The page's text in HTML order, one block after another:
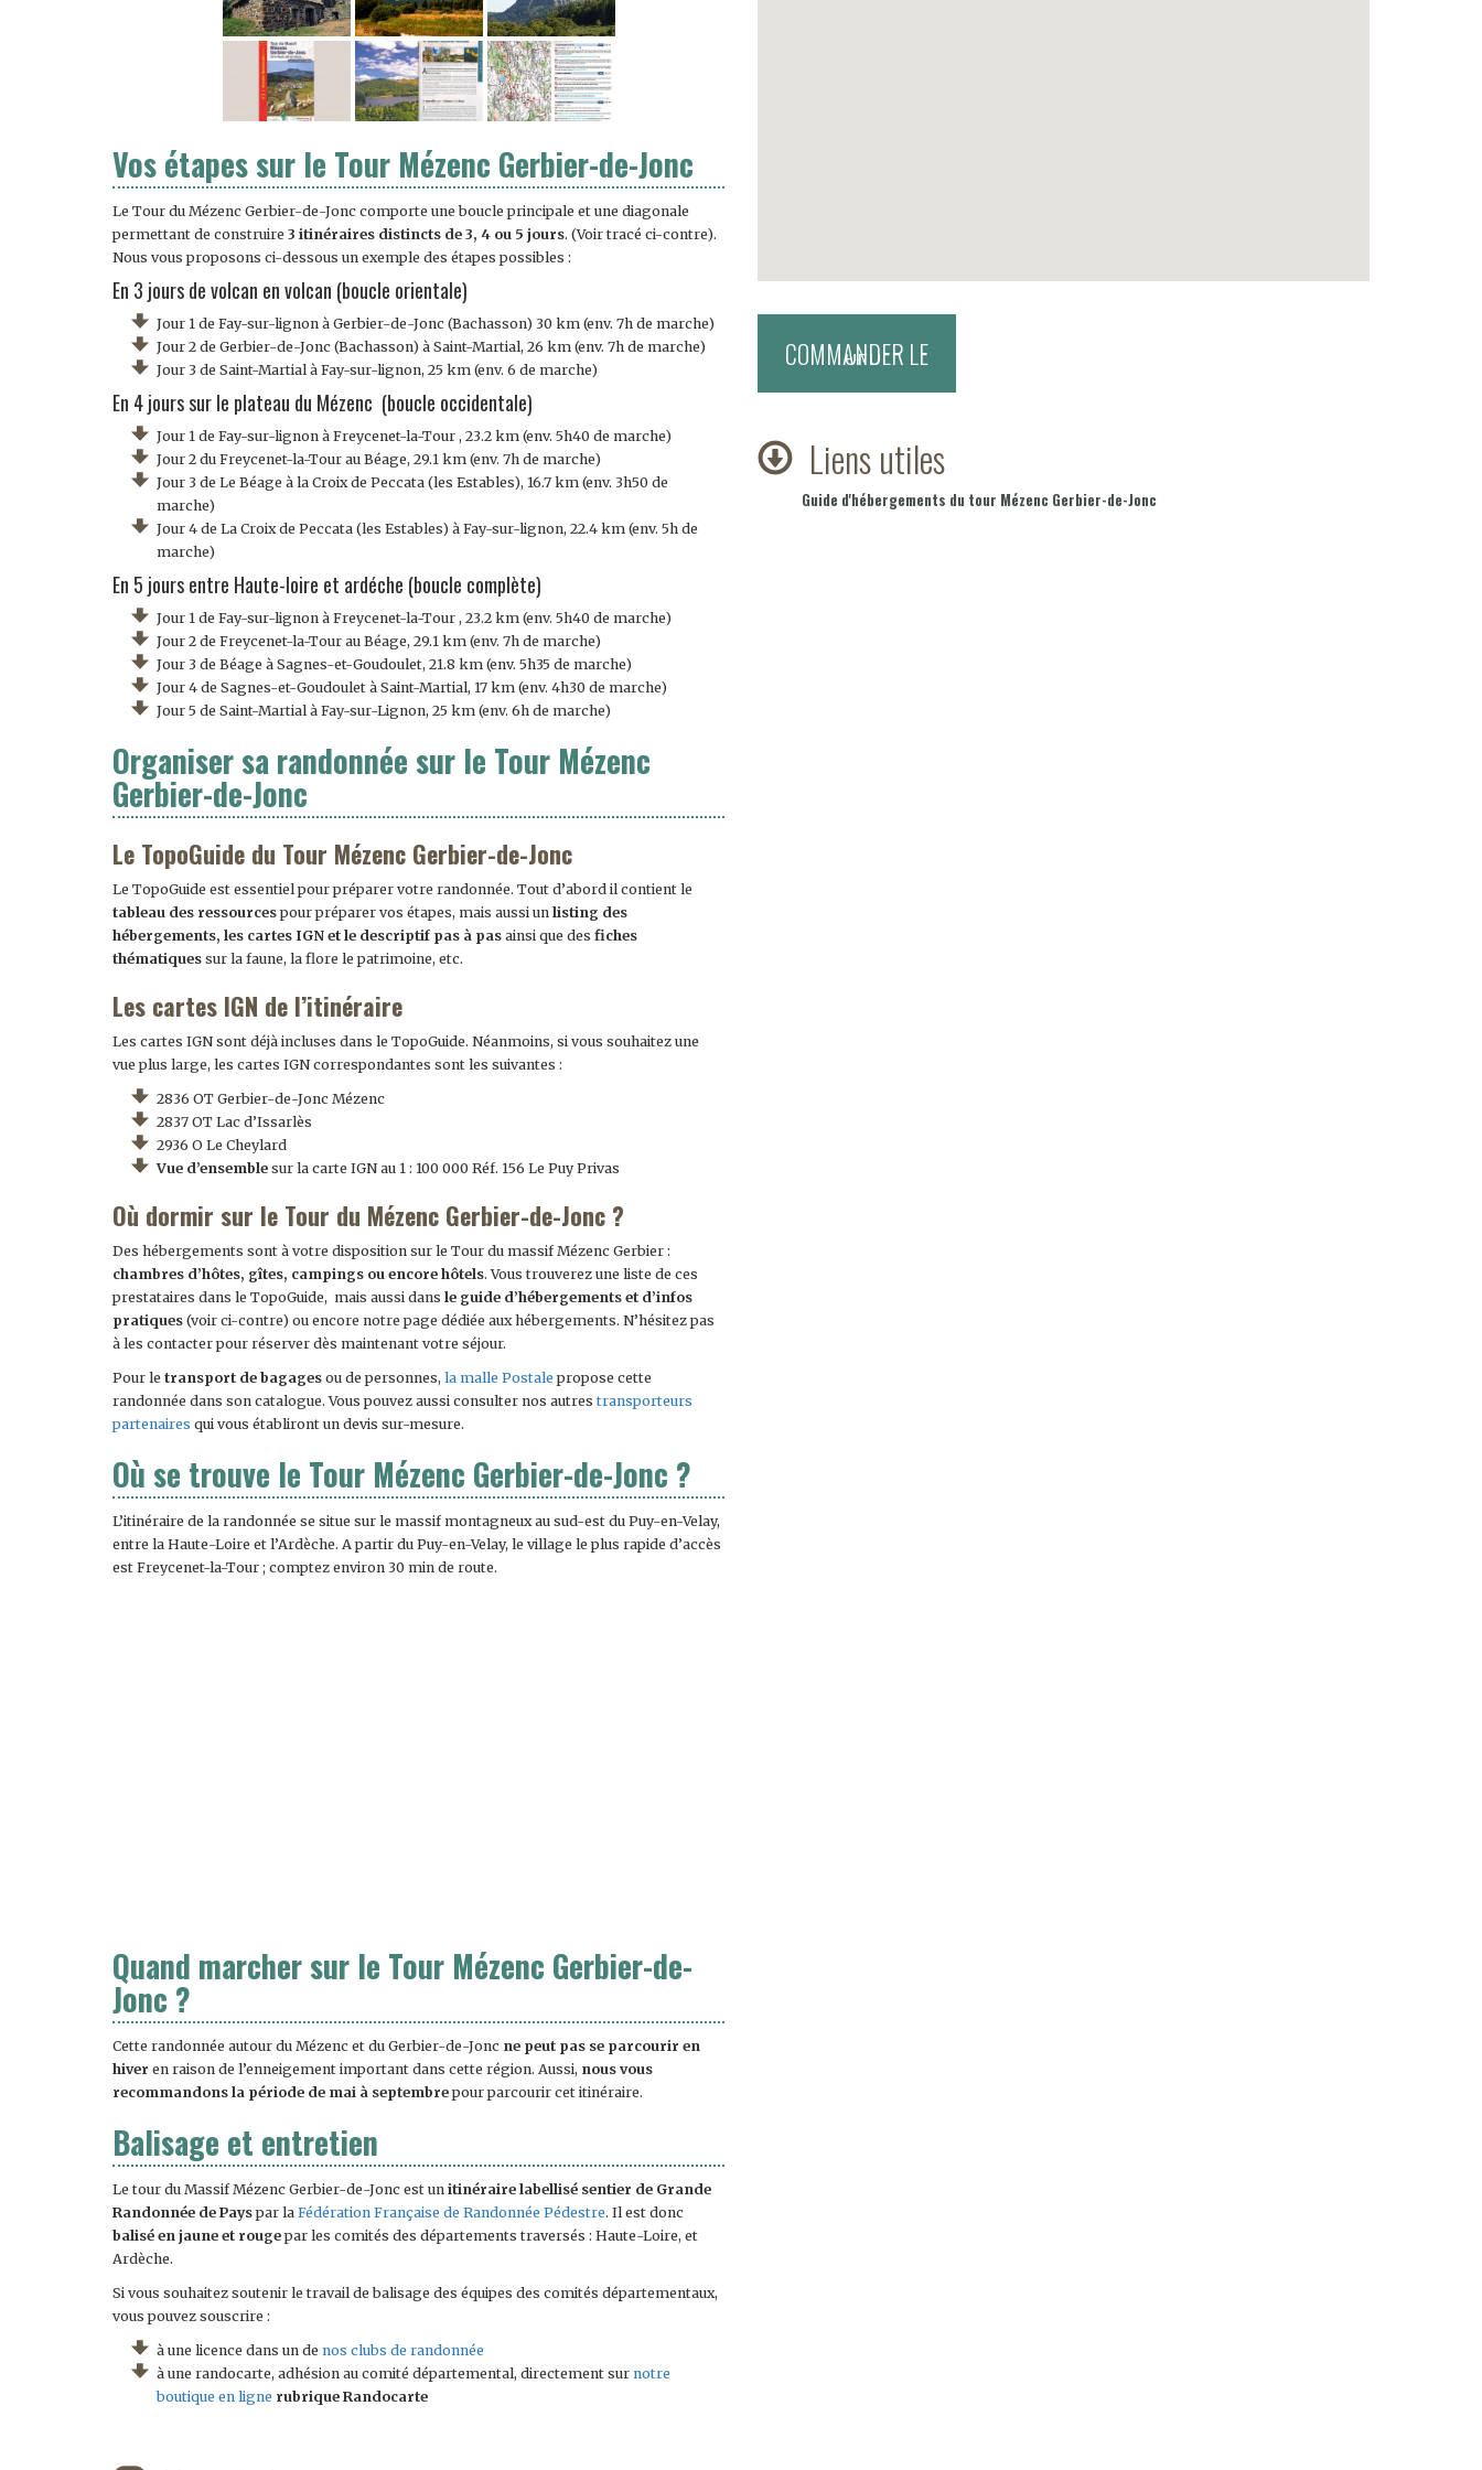
Vos étapes sur le Tour Mézenc Gerbier-de-Jonc
Le Tour du Mézenc Gerbier-de-Jonc comporte une boucle principale et une diagonale
permettant de construire 3 itinéraires distincts de 3, 4 ou 5 jours. (Voir tracé ci-contre).
Nous vous proposons ci-dessous un exemple des étapes possibles :
En 3 jours de volcan en volcan (boucle orientale)
Jour 1 de Fay-sur-lignon à Gerbier-de-Jonc (Bachasson) 30 km (env. 7h de marche)
Jour 2 de Gerbier-de-Jonc (Bachasson) à Saint-Martial, 26 km (env. 7h de marche)
Jour 3 de Saint-Martial à Fay-sur-lignon, 25 km (env. 6 de marche)
En 4 jours sur le plateau du Mézenc (boucle occidentale)
Jour 1 de Fay-sur-lignon à Freycenet-la-Tour , 23.2 km (env. 5h40 de marche)
Jour 2 du Freycenet-la-Tour au Béage, 29.1 km (env. 7h de marche)
Jour 3 de Le Béage à la Croix de Peccata (les Estables), 16.7 km (env. 3h50 de
marche)
Jour 4 de La Croix de Peccata (les Estables) à Fay-sur-lignon, 22.4 km (env. 5h de
marche)
En 5 jours entre Haute-loire et ardéche (boucle complète)
Jour 1 de Fay-sur-lignon à Freycenet-la-Tour , 23.2 km (env. 5h40 de marche)
Jour 2 de Freycenet-la-Tour au Béage, 29.1 km (env. 7h de marche)
Jour 3 de Béage à Sagnes-et-Goudoulet, 21.8 km (env. 5h35 de marche)
Jour 4 de Sagnes-et-Goudoulet à Saint-Martial, 17 km (env. 4h30 de marche)
Jour 5 de Saint-Martial à Fay-sur-Lignon, 25 km (env. 6h de marche)
Organiser sa randonnée sur le Tour Mézenc
Gerbier-de-Jonc
Le TopoGuide du Tour Mézenc Gerbier-de-Jonc
Le TopoGuide est essentiel pour préparer votre randonnée. Tout d’abord il contient le
tableau des ressourcespour préparer vos étapes, mais aussi un listing des
hébergements, les cartes IGN et le descriptif pas à pas ainsi que des fiches
thématiques sur la faune, la flore le patrimoine, etc.
Les cartes IGN de l’itinéraire
Les cartes IGN sont déjà incluses dans le TopoGuide. Néanmoins, si vous souhaitez une
vue plus large, les cartes IGN correspondantes sont les suivantes :
2836 OT Gerbier-de-Jonc Mézenc
2837 OT Lac d’Issarlès
2936 O Le Cheylard
Vue d’ensemble sur la carte IGN au 1 : 100 000 Réf. 156 Le Puy Privas
Où dormir sur le Tour du Mézenc Gerbier-de-Jonc ?
Des hébergements sont à votre disposition sur le Tour du massif Mézenc Gerbier :
chambres d’hôtes, gîtes, campings ou encore hôtels. Vous trouverez une liste de ces
prestataires dans le TopoGuide, mais aussi dans le guide d’hébergements et d’infos
pratiques (voir ci-contre) ou encore notre page dédiée aux hébergements. N’hésitez pas
à les contacter pour réserver dès maintenant votre séjour.
Pour le transport de bagages ou de personnes, la malle Postale propose cette
randonnée dans son catalogue. Vous pouvez aussi consulter nos autres transporteurs
partenaires qui vous établiront un devis sur-mesure.
Où se trouve le Tour Mézenc Gerbier-de-Jonc ?
L’itinéraire de la randonnée se situe sur le massif montagneux au sud-est du Puy-en-Velay,
entre la Haute-Loire et l’Ardèche. A partir du Puy-en-Velay, le village le plus rapide d’accès
est Freycenet-la-Tour ; comptez environ 30 min de route.
Quand marcher sur le Tour Mézenc Gerbier-de-
Jonc ?
Cette randonnée autour du Mézenc et du Gerbier-de-Jonc ne peut pas se parcourir en
hiver en raison de l’enneigement important dans cette région. Aussi, nous vous
recommandons la période de mai à septembrepour parcourir cet itinéraire.
Balisage et entretien
Le tour du Massif Mézenc Gerbier-de-Jonc est un itinéraire labellisé sentier de Grande
Randonnée de Payspar la Fédération Française de Randonnée Pédestre. Il est donc
balisé en jaune et rougepar les comités des départements traversés : Haute-Loire, et
Ardèche.
Si vous souhaitez soutenir le travail de balisage des équipes des comités départementaux,
vous pouvez souscrire :
à une licence dans un de nos clubs de randonnée
à une randocarte, adhésion au comité départemental, directement sur notre
boutique en ligne rubrique Randocarte
Liens utiles
Guide d'hébergements du tour Mézenc Gerbier-de-Jonc